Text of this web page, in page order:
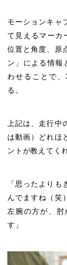
モーションキャ
て見えるマーカ
位置と角度、原
ン」による情報
わせることで
る。
上記は、走行中
は動画）どれほ
ントが教えてく
「思ったより
んでますね（笑
左腕の方が、
す」